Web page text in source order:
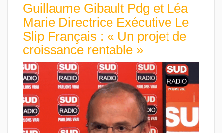
Guillaume Gibault Pdg et Léa
Marie Directrice Exécutive Le
Slip Français : « Un projet de
croissance rentable »